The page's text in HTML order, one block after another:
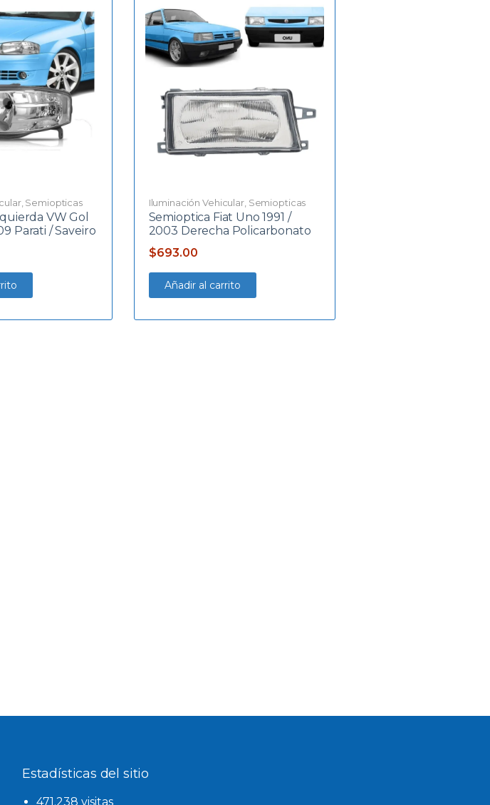
, Semiopticas
VW Gol
Parati / Saveiro
Iluminación Vehicular, Semiopticas
Semioptica Fiat Uno 1991 /
2003 Derecha Policarbonato
$693.00
Añadir al carrito
Estadísticas del sitio
471.238 visitas